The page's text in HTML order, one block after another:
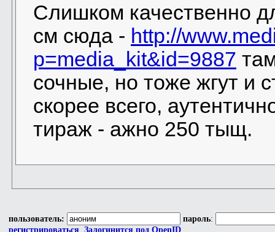
Слишком качественно
см сюда - http://
p=media_kit&id=9887
сочные, но тоже жгут и
скорее всего,
тираж - ажно 250 тыщ.
пользователь: пароль:
регистрироваться Залогинится под OpenID